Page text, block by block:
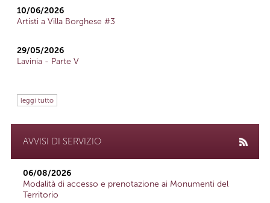
10/06/2026
Artisti a Villa Borghese #3
29/05/2026
Lavinia - Parte V
leggi tutto
AVVISI DI SERVIZIO
06/08/2026
Modalità di accesso e prenotazione ai Monumenti del
Territorio